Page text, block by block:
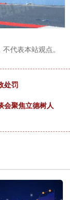
代表本站观点。
处罚
会聚焦立德树人